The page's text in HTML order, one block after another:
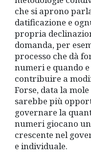
che si aprono
datificazione e
propria
domanda, per
processo che dà
numeri e quando
contribuire a
Forse, data la
sarebbe più
governare la
numeri giocano
crescente nel
e individuale.